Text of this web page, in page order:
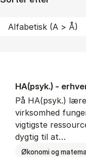
HA(psyk.) -
På HA(psyk.)
virksomhed
vigtigste
dygtig til at…
Økonomi og